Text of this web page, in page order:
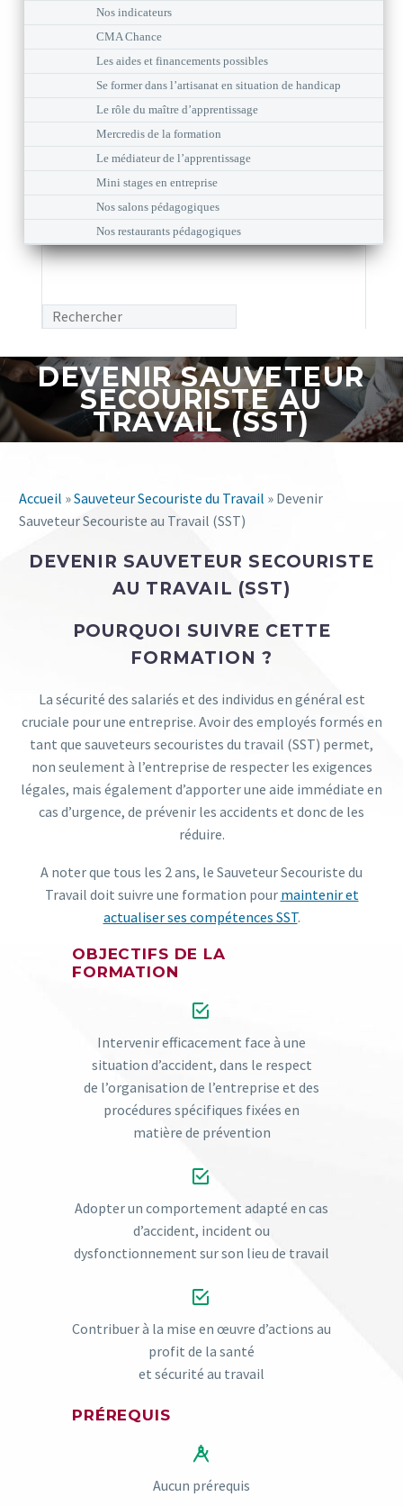
Nos indicateurs
CMA Chance
Les aides et financements possibles
Se former dans l’artisanat en situation de handicap
Le rôle du maître d’apprentissage
Mercredis de la formation
Le médiateur de l’apprentissage
Mini stages en entreprise
Nos salons pédagogiques
Nos restaurants pédagogiques
DEVENIR SAUVETEUR
SECOURISTE AU
TRAVAIL (SST)
Accueil »Sauveteur Secouriste du Travail » Devenir
Sauveteur Secouriste au Travail (SST)
DEVENIR SAUVETEUR SECOURISTE
AU TRAVAIL (SST)
POURQUOI SUIVRE CETTE
FORMATION ?
La sécurité des salariés et des individus en général est
cruciale pour une entreprise. Avoir des employés formés en
tant que sauveteurs secouristes du travail (SST) permet,
non seulement à l’entreprise de respecter les exigences
légales, mais également d’apporter une aide immédiate en
cas d’urgence, de prévenir les accidents et donc de les
réduire.
A noter que tous les 2 ans, le Sauveteur Secouriste du
Travail doit suivre une formation pour maintenir et
actualiser ses compétences SST.
OBJECTIFS DE LA
FORMATION


Intervenir efficacement face à une
situation d’accident, dans le respect
de l’organisation de l’entreprise et des
procédures spécifiques fixées en
matière de prévention


Adopter un comportement adapté en cas
d’accident, incident ou
dysfonctionnement sur son lieu de travail


Contribuer à la mise en œuvre d’actions au
profit de la santé
et sécurité au travail
PRÉREQUIS


Aucun prérequis